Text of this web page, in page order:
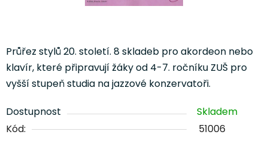
Průřez stylů 20. století. 8 skladeb pro akordeon nebo
klavír, které připravují žáky od 4-7. ročníku ZUŠ pro
vyšší stupeň studia na jazzové konzervatoři.
Dostupnost
Skladem
Kód:
51006